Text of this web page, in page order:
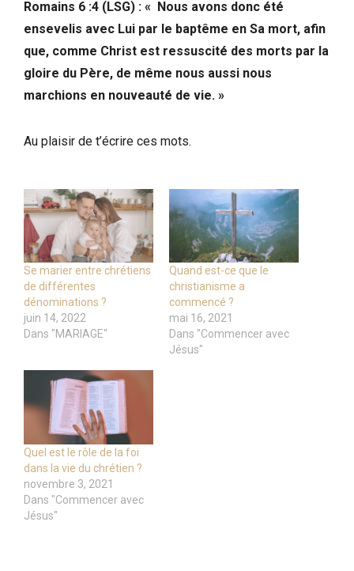
Romains 6 :4 (LSG) : « Nous avons donc été
ensevelis avec Lui par le baptême en Sa mort, afin
que, comme Christ est ressuscité des morts par la
gloire du Père, de même nous aussi nous
marchions en nouveauté de vie. »
Au plaisir de t’écrire ces mots.
Se marier entre chrétiens
de différentes
dénominations ?
juin 14, 2022
Dans "MARIAGE"
Quand est-ce que le
christianisme a
commencé ?
mai 16, 2021
Dans "Commencer avec
Jésus"
Quel est le rôle de la foi
dans la vie du chrétien ?
novembre 3, 2021
Dans "Commencer avec
Jésus"